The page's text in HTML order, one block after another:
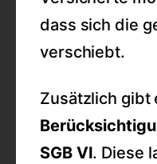
dass sich die
verschiebt.
Zusätzlich gibt
SGB VI. Diese